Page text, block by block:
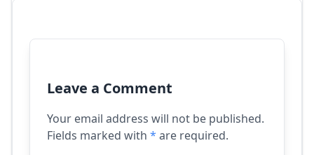
Leave a Comment
Your email address will not be published.
Fields marked with * are required.